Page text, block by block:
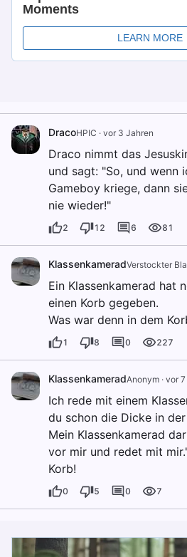
DracoHPIC · vor 3 Jahren
Draco nimmt das
und sagt: "So, und wenn
Gameboy kriege, dann
nie wieder!"
2 12 6 81
KlassenkameradVerstockter
Ein Klassenkamerad hat
einen Korb gegeben.
Was war denn in dem
1 8 0 227
KlassenkameradAnonym · vor
Ich rede mit einem
du schon die Dicke in der
Mein Klassenkamerad
vor mir und redet mit
Korb!
0 5 0 7